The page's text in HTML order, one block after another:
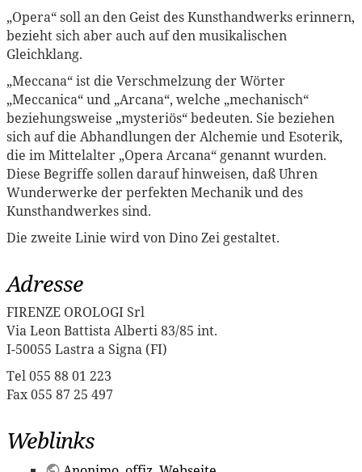
„Opera“ soll an den Geist des Kunsthandwerks erinnern,
bezieht sich aber auch auf den musikalischen
Gleichklang.
„Meccana“ ist die Verschmelzung der Wörter
„Meccanica“ und „Arcana“, welche „mechanisch“
beziehungsweise „mysteriös“ bedeuten. Sie beziehen
sich auf die Abhandlungen der Alchemie und Esoterik,
die im Mittelalter „Opera Arcana“ genannt wurden.
Diese Begriffe sollen darauf hinweisen, daß Uhren
Wunderwerke der perfekten Mechanik und des
Kunsthandwerkes sind.
Die zweite Linie wird von Dino Zei gestaltet.
Adresse
FIRENZE OROLOGI Srl
Via Leon Battista Alberti 83/85 int.
I-50055 Lastra a Signa (FI)
Tel 055 88 01 223
Fax 055 87 25 497
Weblinks